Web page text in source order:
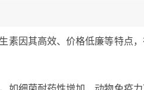
因其高效、价格低廉等特点，